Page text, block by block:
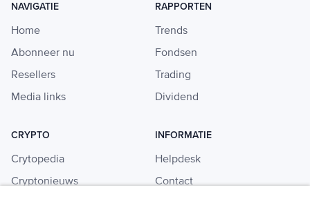
NAVIGATIE
Home
Abonneer nu
Resellers
Media links
RAPPORTEN
Trends
Fondsen
Trading
Dividend
CRYPTO
Crytopedia
Cryptonieuws
INFORMATIE
Helpdesk
Contact